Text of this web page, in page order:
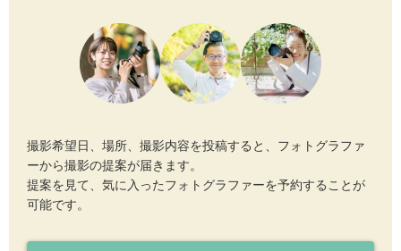
撮影希望日、場所、撮影内容を投稿すると、フォトグラファ
ーから撮影の提案が届きます。
提案を見て、気に入ったフォトグラファーを予約することが
可能です。